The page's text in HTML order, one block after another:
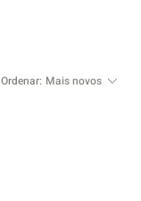
Ordenar: Mais novos